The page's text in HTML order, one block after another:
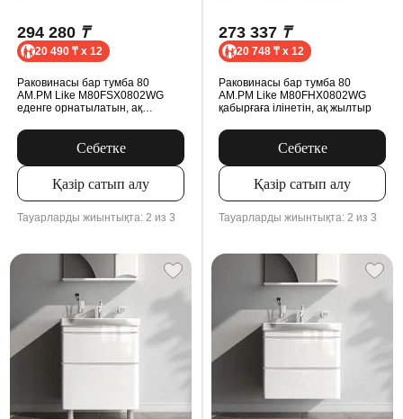
294 280 ₸
20 490 ₸ x 12
Раковинасы бар тумба 80
AM.PM Like M80FSX0802WG
еденге орнатылатын, ақ
Себетке
Қазір сатып алу
Тауарларды жиынтықта: 2 из 3
273 337 ₸
20 748 ₸ x 12
Раковинасы бар тумба 80
AM.PM Like M80FHX0802WG
қабырғаға ілінетін, ақ жылтыр
Себетке
Қазір сатып алу
Тауарларды жиынтықта: 2 из 3